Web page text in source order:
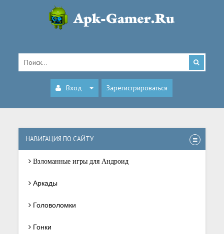
Вход Зарегистрироваться
НАВИГАЦИЯ ПО САЙТУ
Взломанные игры для Андроид
Аркады
Головоломки
Гонки